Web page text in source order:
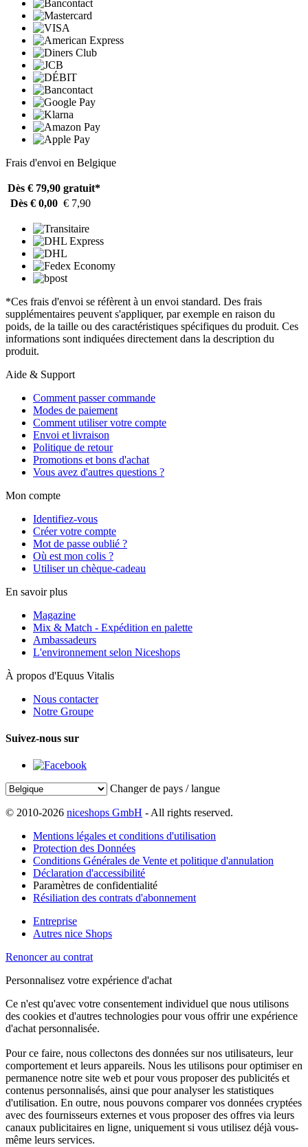
Frais d'envoi en Belgique
Dès € 79,90 gratuit*
Dès € 0,00 € 7,90
*Ces frais d'envoi se réfèrent à un envoi standard. Des frais
supplémentaires peuvent s'appliquer, par exemple en raison du
poids, de la taille ou des caractéristiques spécifiques du produit. Ces
informations sont indiquées directement dans la description du
produit.
Aide & Support
Comment passer commande
Modes de paiement
Comment utiliser votre compte
Envoi et livraison
Politique de retour
Promotions et bons d'achat
Vous avez d'autres questions ?
Mon compte
Identifiez-vous
Créer votre compte
Mot de passe oublié ?
Où est mon colis ?
Utiliser un chèque-cadeau
En savoir plus
Magazine
Mix & Match - Expédition en palette
Ambassadeurs
L'environnement selon Niceshops
À propos d'Equus Vitalis
Nous contacter
Notre Groupe
Suivez-nous sur
Changer de pays / langue
© 2010-2026 niceshops GmbH - All rights reserved.
Mentions légales et conditions d'utilisation
Protection des Données
Conditions Générales de Vente et politique d'annulation
Déclaration d'accessibilité
Paramètres de confidentialité
Résiliation des contrats d'abonnement
Entreprise
Autres nice Shops
Renoncer au contrat
Personnalisez votre expérience d'achat
Ce n'est qu'avec votre consentement individuel que nous utilisons
des cookies et d'autres technologies pour vous offrir une expérience
d'achat personnalisée.
Pour ce faire, nous collectons des données sur nos utilisateurs, leur
comportement et leurs appareils. Nous les utilisons pour optimiser en
permanence notre site web et pour vous proposer des publicités et
contenus personnalisés, ainsi que pour analyser les statistiques
d'utilisation. En outre, nous pouvons comparer vos données cryptées
avec des fournisseurs externes et vous proposer des offres via leurs
canaux publicitaires en ligne, uniquement si vous utilisez déjà vous-
même leurs services.